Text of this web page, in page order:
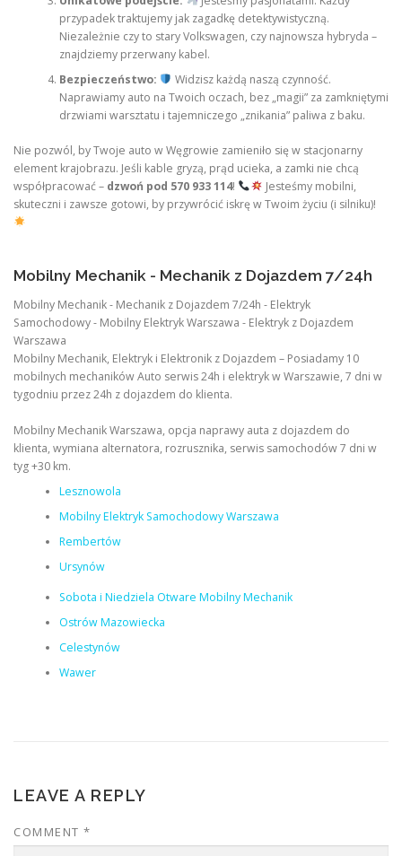
przypadek traktujemy jak zagadkę detektywistyczną.
Niezależnie czy to stary Volkswagen, czy najnowsza hybryda –
znajdziemy przerwany kabel.
Bezpieczeństwo:
Widzisz każdą naszą czynność.
Naprawiamy auto na Twoich oczach, bez „magii” za zamkniętymi
drzwiami warsztatu i tajemniczego „znikania” paliwa z baku.
Nie pozwól, by Twoje auto w Węgrowie zamieniło się w stacjonarny
element krajobrazu. Jeśli kable gryzą, prąd ucieka, a zamki nie chcą
współpracować – dzwoń pod 570 933 114!
Jesteśmy mobilni,
skuteczni i zawsze gotowi, by przywrócić iskrę w Twoim życiu (i silniku)!
Mobilny Mechanik - Mechanik z Dojazdem 7/24h
Mobilny Mechanik - Mechanik z Dojazdem 7/24h - Elektryk
Samochodowy - Mobilny Elektryk Warszawa - Elektryk z Dojazdem
Warszawa
Mobilny Mechanik, Elektryk i Elektronik z Dojazdem – Posiadamy 10
mobilnych mechaników Auto serwis 24h i elektryk w Warszawie, 7 dni w
tygodniu przez 24h z dojazdem do klienta.
Mobilny Mechanik Warszawa, opcja naprawy auta z dojazdem do
klienta, wymiana alternatora, rozrusznika, serwis samochodów 7 dni w
tyg +30 km.
Lesznowola
Mobilny Elektryk Samochodowy Warszawa
Rembertów
Ursynów
Sobota i Niedziela Otware Mobilny Mechanik
Ostrów Mazowiecka
Celestynów
Wawer
LEAVE A REPLY
COMMENT *